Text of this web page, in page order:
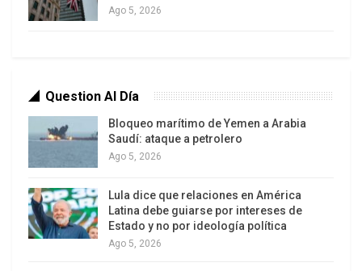
que combina el desprestigio de las carreras
al emprendedorismo, el cuentapropismo y la
flexibilidad en tanto expresiones de la
racionalidad neoliberal y parte de un discurso de
Es decir, en un doble movimiento directamente
proporcional, se ataca a la universidad pública,
que funcionó en Argentina como una de las pocas
Ago 5, 2026
Question Al Día
Bloqueo marítimo de Yemen a Arabia
Saudí: ataque a petrolero
Ago 5, 2026
Lula dice que relaciones en América
Latina debe guiarse por intereses de
Estado y no por ideología política
Ago 5, 2026